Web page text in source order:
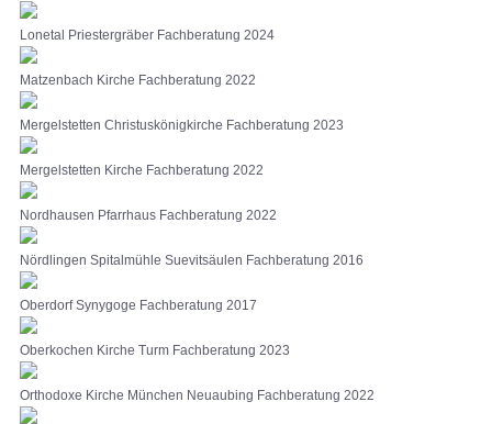
Lonetal Priestergräber Fachberatung 2024
Matzenbach Kirche Fachberatung 2022
Mergelstetten Christuskönigkirche Fachberatung 2023
Mergelstetten Kirche Fachberatung 2022
Nordhausen Pfarrhaus Fachberatung 2022
Nördlingen Spitalmühle Suevitsäulen Fachberatung 2016
Oberdorf Synygoge Fachberatung 2017
Oberkochen Kirche Turm Fachberatung 2023
Orthodoxe Kirche München Neuaubing Fachberatung 2022